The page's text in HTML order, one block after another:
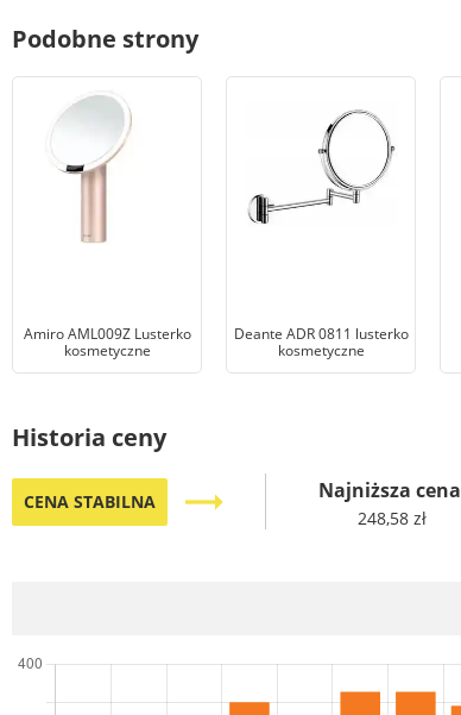
Podobne strony
Amiro AML009Z Lusterko
kosmetyczne
Deante ADR 0811 lusterko
kosmetyczne
Historia ceny
CENA STABILNA trending_flat Najniższa cena
248,58 zł